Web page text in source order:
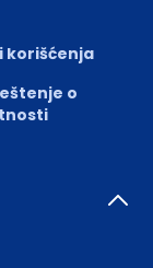
korišćenja
o